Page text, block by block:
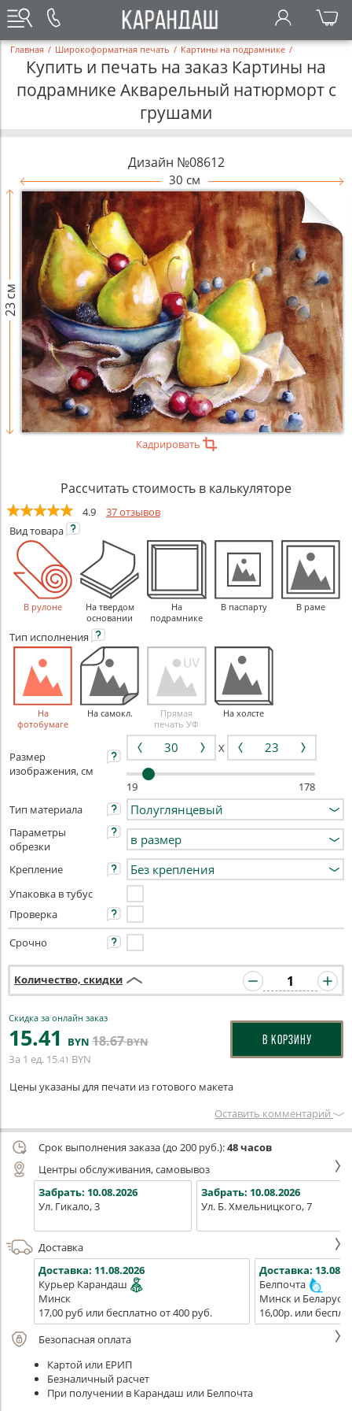
Главная / Широкоформатная печать / Картины на подрамнике /
Купить и печать на заказ Картины на
подрамнике Акварельный натюрморт с
грушами
Дизайн №08612
30 см
23 см
Кадрировать
Рассчитать стоимость в калькуляторе
4.9
37 отзывов
Видтовара
В рулоне
На твердом
основании
На
подрамнике
В паспарту В раме
Тип исполнения
На
фотобумаге
На самокл.
Прямая
печать УФ
На холсте
Размер
изображения, см
X
19
178
Тип материала
Параметры
обрезки
Крепление
Упаковка в тубус
Проверка
Срочно
Количество, скидки
Скидка за онлайн заказ
15.41 BYN 18.67BYN
За 1 ед. 15.41 BYN
В КОРЗИНУ
Цены указаны для печати из готового макета
Оставить комментарий
Срок выполнения заказа (до 200 руб.):48 часов
Центры обслуживания, самовывоз
Забрать: 10.08.2026
Ул. Гикало, 3
Забрать: 10.08.2026
Ул. Б. Хмельницкого, 7
Доставка
Доставка: 11.08.2026
Курьер Карандаш
Минск
17,00 руб или бесплатно от 400 руб.
Доставка:
Белпочта
Минск и Беларусь
16,00р. или
Безопасная оплата
Картой или ЕРИП
Безналичный расчет
При получении в Карандаш или Белпочта